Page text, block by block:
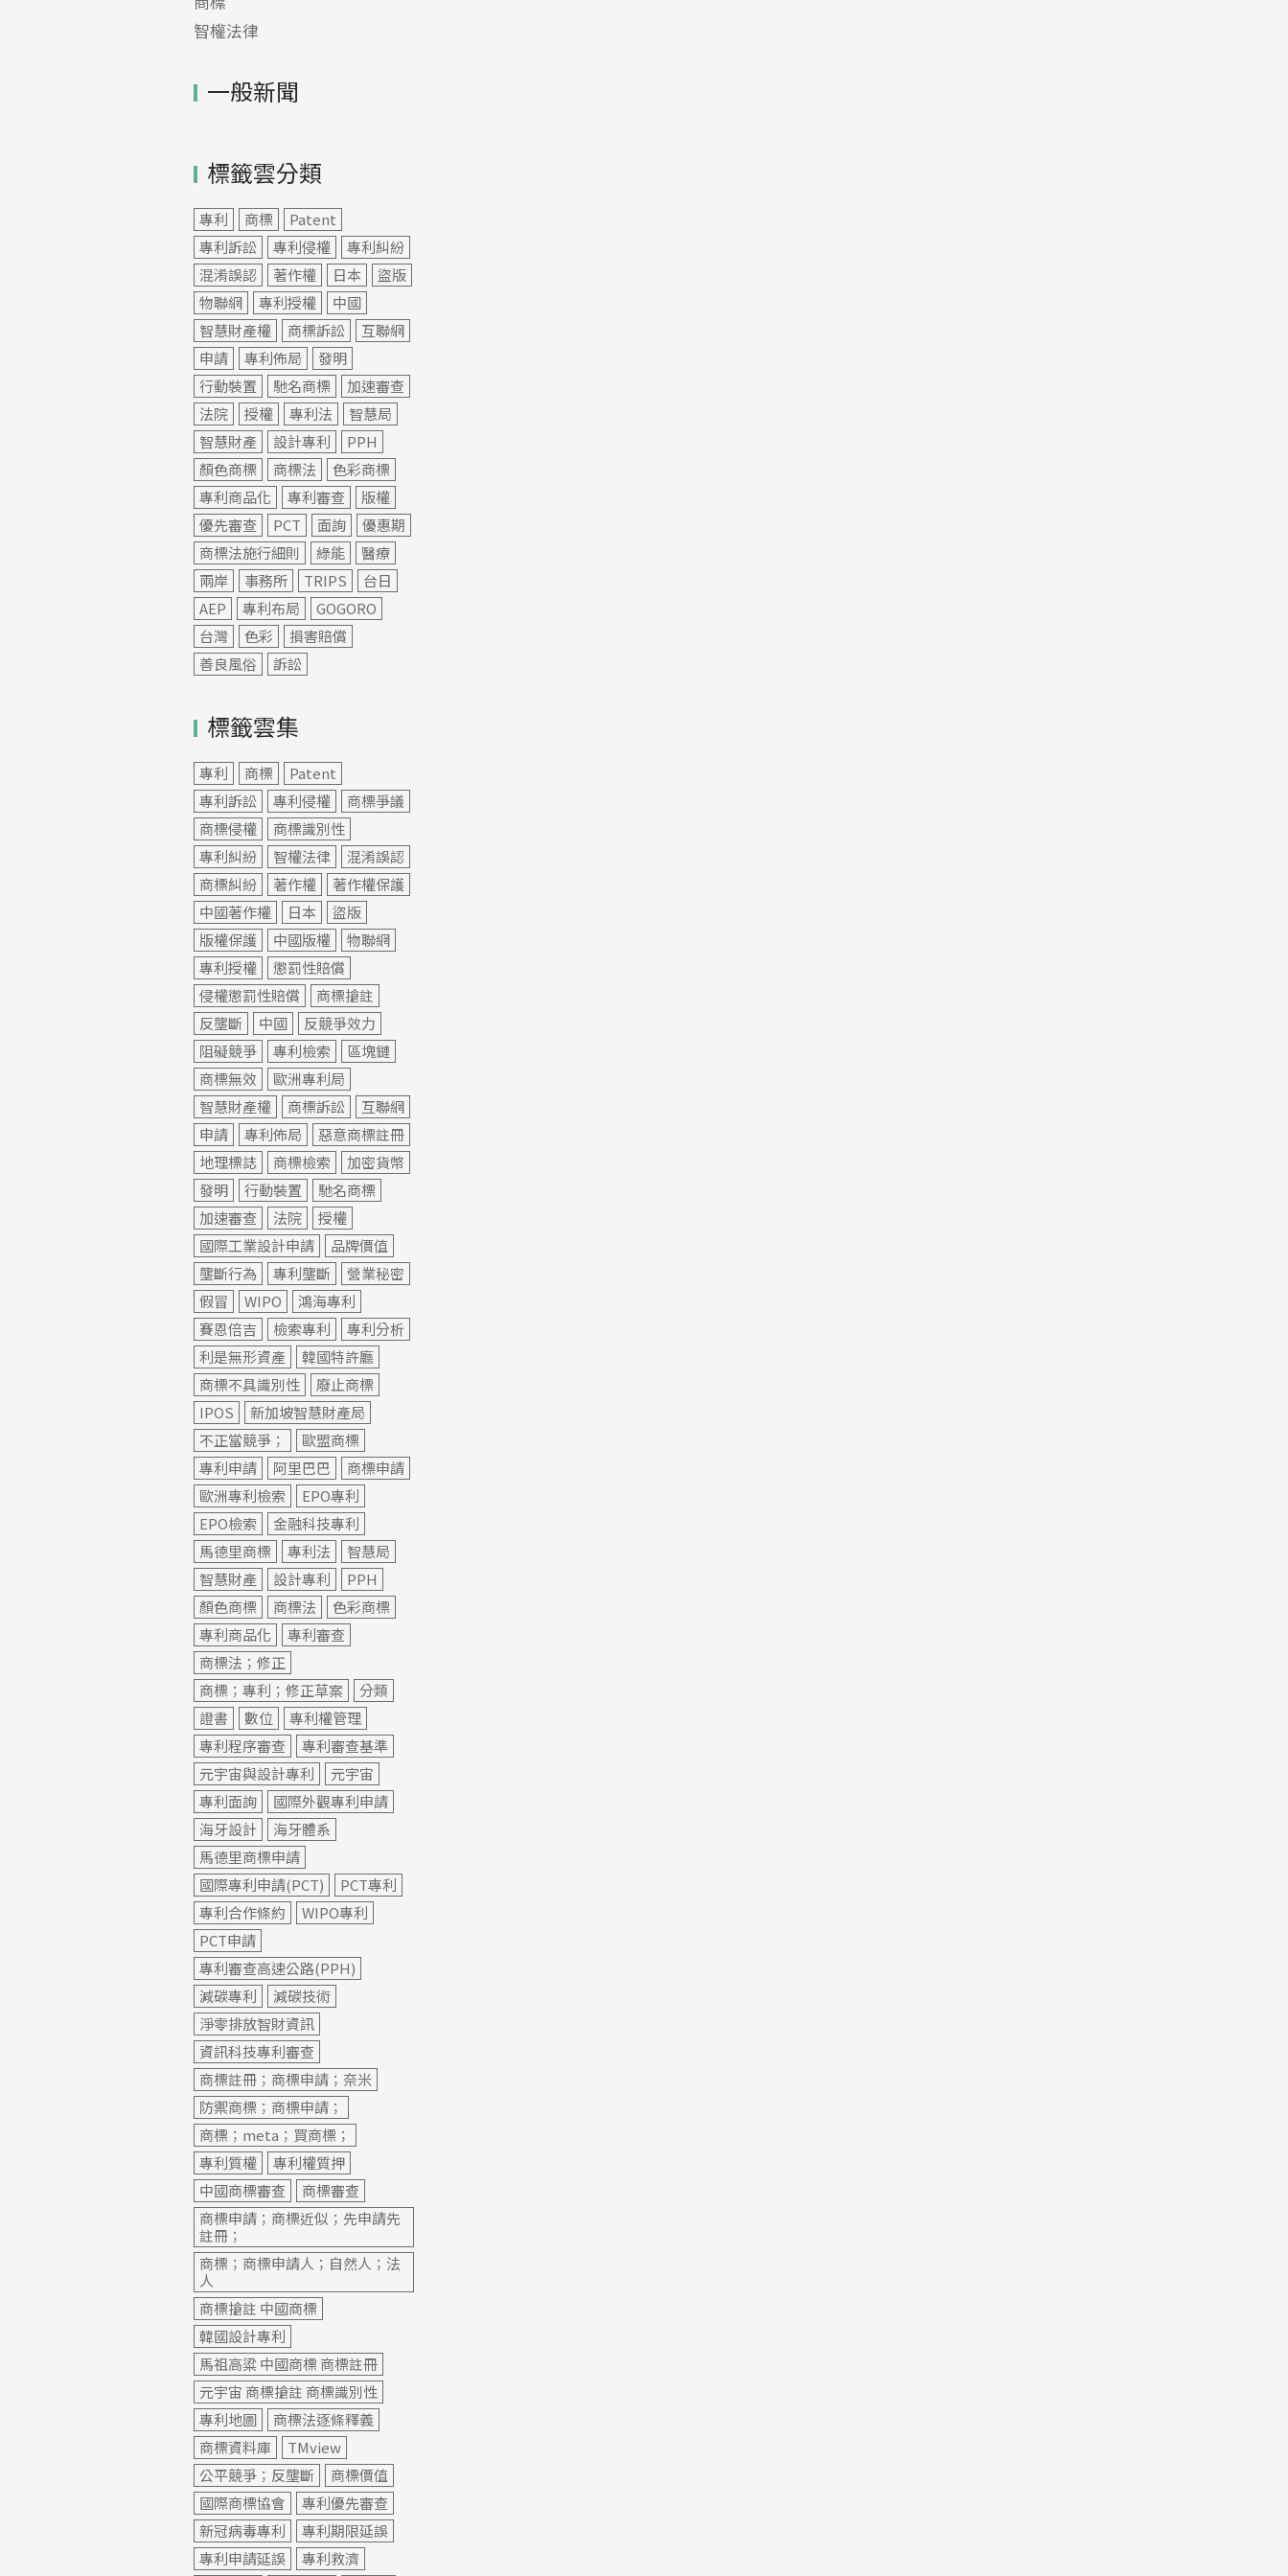
智權法律
一般新聞
標籤雲分類
專利 商標
Patent
專利訴訟
專利侵權
專利糾紛
混淆誤認
著作權 日本
盜版
物聯網
專利授權
中國
智慧財產權
商標訴訟
互聯網
申請
專利佈局
發明
行動裝置
馳名商標
加速審查
法院
授權 專利法
智慧局
智慧財產
設計專利
PPH
顏色商標
商標法
色彩商標
專利商品化
專利審查
版權
優先審查
PCT 面詢
優惠期
商標法施行細則
綠能
醫療
兩岸
事務所 TRIPS
台日
AEP
專利布局
GOGORO
台灣
色彩
損害賠償
善良風俗
訴訟
標籤雲集
專利 商標
Patent
專利訴訟
專利侵權
商標爭議
商標侵權
商標識別性
專利糾紛
智權法律
混淆誤認
商標糾紛
著作權
著作權保護
中國著作權
日本
盜版
版權保護
中國版權
物聯網
專利授權
懲罰性賠償
侵權懲罰性賠償
商標搶註
反壟斷
中國
反競爭效力
阻礙競爭
專利檢索
區塊鏈
商標無效
歐洲專利局
智慧財產權
商標訴訟
互聯網
申請
專利佈局
惡意商標註冊
地理標誌
商標檢索
加密貨幣
發明
行動裝置
馳名商標
加速審查
法院
授權
國際工業設計申請
品牌價值
壟斷行為
專利壟斷
營業秘密
假冒
WIPO
鴻海專利
賽恩倍吉
檢索專利
專利分析
利是無形資產
韓國特許廳
商標不具識別性
廢止商標
IPOS
新加坡智慧財產局
不正當競爭；
歐盟商標
專利申請
阿里巴巴
商標申請
歐洲專利檢索
EPO專利
EPO檢索
金融科技專利
馬德里商標
專利法
智慧局
智慧財產
設計專利
PPH
顏色商標
商標法
色彩商標
專利商品化
專利審查
商標法；修正
商標；專利；修正草案
分類
證書
數位
專利權管理
專利程序審查
專利審查基準
元宇宙與設計專利
元宇宙
專利面詢
國際外觀專利申請
海牙設計
海牙體系
馬德里商標申請
國際專利申請(PCT)
PCT專利
專利合作條約
WIPO專利
PCT申請
專利審查高速公路(PPH)
減碳專利
減碳技術
淨零排放智財資訊
資訊科技專利審查
商標註冊；商標申請；奈米
防禦商標；商標申請；
商標；meta；買商標；
專利質權
專利權質押
中國商標審查
商標審查
商標申請；商標近似；先申請先
註冊；
商標；商標申請人；自然人；法
人
商標搶註 中國商標
韓國設計專利
馬祖高粱 中國商標 商標註冊
元宇宙 商標搶註 商標識別性
專利地圖
商標法逐條釋義
商標資料庫
TMview
公平競爭；反壟斷
商標價值
國際商標協會
專利優先審查
新冠病毒專利
專利期限延誤
專利申請延誤
專利救濟